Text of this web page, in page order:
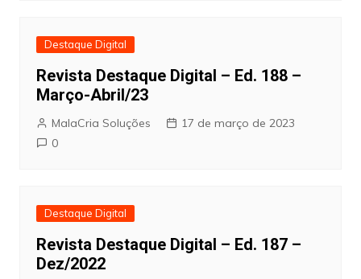
Destaque Digital
Revista Destaque Digital – Ed. 188 –
Março-Abril/23
MalaCria Soluções
17 de março de 2023
0
Destaque Digital
Revista Destaque Digital – Ed. 187 –
Dez/2022